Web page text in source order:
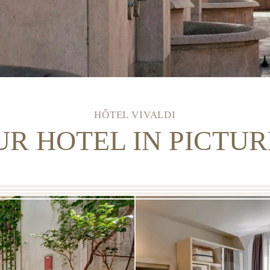
HÔTEL VIVALDI
HOTEL IN